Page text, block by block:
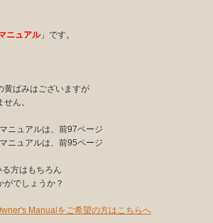
ニュアル」です。
黄ばみはございますが
ん。
ニュアルは、前97ページ
ニュアルは、前95ページ
方はもちろん
がでしょうか？
Manualをご希望の方はこちらへ